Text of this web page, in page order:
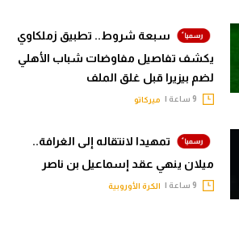
سبعة شروط.. تطبيق زملكاوي
يكشف تفاصيل مفاوضات شباب الأهلي
لضم بيزيرا قبل غلق الملف
ميركاتو
تمهيدا لانتقاله إلى الغرافة..
ميلان ينهي عقد إسماعيل بن ناصر
الكرة الأوروبية